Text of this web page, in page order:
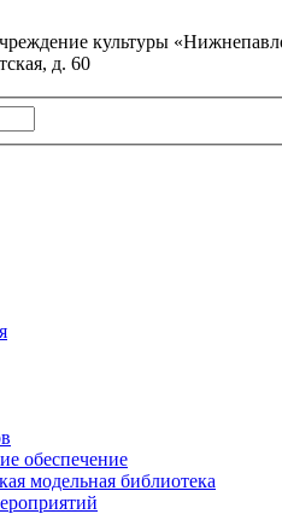
культуры
д. 60
обеспечение
модельная библиотека